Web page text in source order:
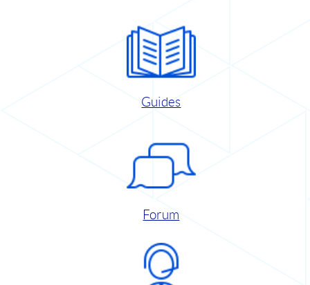
Guides
Forum